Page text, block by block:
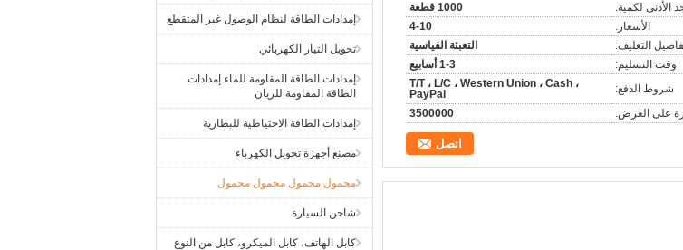
إمدادات الطاقة لنظام الوصول غير المتقطع
تحويل التيار الكهربائي
إمدادات الطاقة المقاومة للماء إمدادات
الطاقة المقاومة للريان
إمدادات الطاقة الاحتياطية للبطارية
مصنع أجهزة تحويل الكهرباء
محمول محمول محمول محمول
شاحن السيارة
كابل الهاتف، كابل الميكرو، كابل من النوع
الأدنى لكمية:
1000 قطعة
الأسعار:
4-10
التغليف:
التعبئة القياسية
وقت التسليم:
1-3 أسابيع
شروط الدفع:
T/T ، L/C ، Western Union ، Cash ،
PayPal
على العرض:
3500000
اتصل